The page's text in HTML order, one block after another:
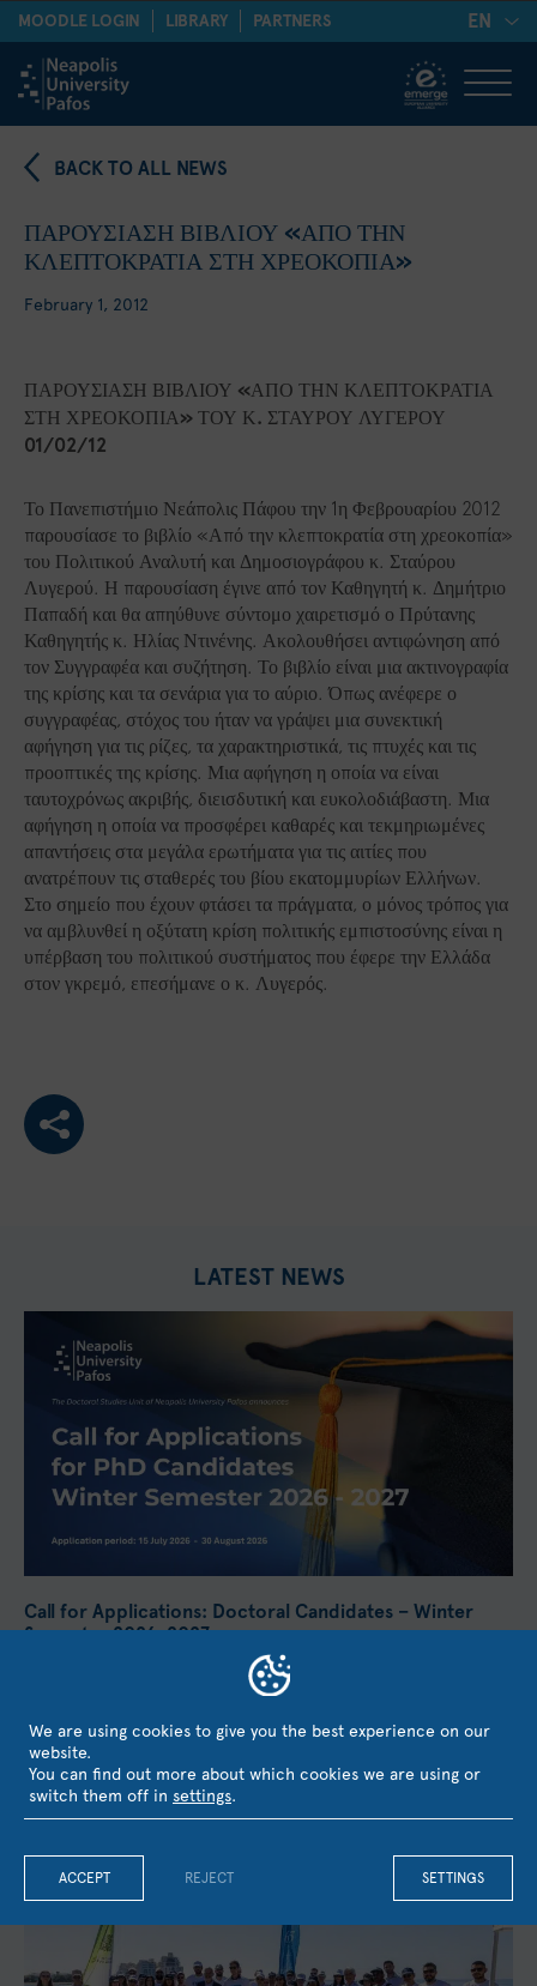
MOODLE LOGIN LIBRARY PARTNERS EN
BACK TO ALL NEWS
ΠΑΡΟΥΣΙΑΣΗ ΒΙΒΛΙΟΥ «ΑΠΟ ΤΗΝ
ΚΛΕΠΤΟΚΡΑΤΙΑ ΣΤΗ ΧΡΕΟΚΟΠΙΑ»
February 1, 2012
ΠΑΡΟΥΣΙΑΣΗ ΒΙΒΛΙΟΥ «ΑΠΟ ΤΗΝ ΚΛΕΠΤΟΚΡΑΤΙΑ
ΣΤΗ ΧΡΕΟΚΟΠΙΑ» ΤΟΥ Κ. ΣΤΑΥΡΟΥ ΛΥΓΕΡΟΥ
01/02/12
Το Πανεπιστήμιο Νεάπολις Πάφου την 1η Φεβρουαρίου 2012
παρουσίασε το βιβλίο «Από την κλεπτοκρατία στη χρεοκοπία»
του Πολιτικού Αναλυτή και Δημοσιογράφου κ. Σταύρου
Λυγερού. Η παρουσίαση έγινε από τον Καθηγητή κ. Δημήτριο
Παπαδή και θα απηύθυνε σύντομο χαιρετισμό ο Πρύτανης
Καθηγητής κ. Ηλίας Ντινένης. Ακολουθήσει αντιφώνηση από
τον Συγγραφέα και συζήτηση. Το βιβλίο είναι μια ακτινογραφία
της κρίσης και τα σενάρια για το αύριο. Όπως ανέφερε ο
συγγραφέας, στόχος του ήταν να γράψει μια συνεκτική
αφήγηση για τις ρίζες, τα χαρακτηριστικά, τις πτυχές και τις
προοπτικές της κρίσης. Μια αφήγηση η οποία να είναι
ταυτοχρόνως ακριβής, διεισδυτική και ευκολοδιάβαστη. Μια
αφήγηση η οποία να προσφέρει καθαρές και τεκμηριωμένες
απαντήσεις στα μεγάλα ερωτήματα για τις αιτίες που
ανατρέπουν τις σταθερές του βίου εκατομμυρίων Ελλήνων.
Στο σημείο που έχουν φτάσει τα πράγματα, ο μόνος τρόπος για
να αμβλυνθεί η οξύτατη κρίση πολιτικής εμπιστοσύνης είναι η
υπέρβαση του πολιτικού συστήματος που έφερε την Ελλάδα
στον γκρεμό, επεσήμανε ο κ. Λυγερός.
LATEST NEWS
Call for Applications: Doctoral Candidates – Winter
Semester 2026–2027
The Doctoral Studies Unit of Neapolis University Pafos
announces a call for applications for a limited number of
July 15, 2026
We are using cookies to give you the best experience on our
website.
You can find out more about which cookies we are using or
switch them off in settings.
ACCEPT SETTINGS
REJECT